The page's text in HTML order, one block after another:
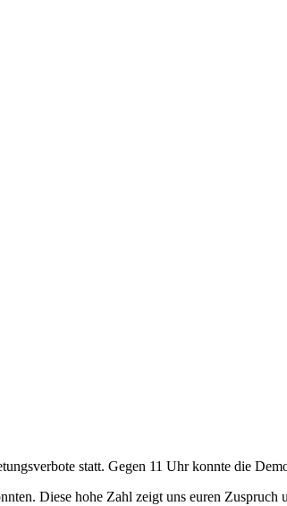
statt. Gegen 11 Uhr konnte die
Diese hohe Zahl zeigt uns euren Zuspruch